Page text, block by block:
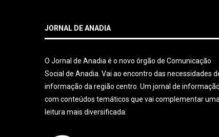
JORNAL DE ANADIA
O Jornal de Anadia é o novo órgão de Comunicação
Social de Anadia. Vai ao encontro das necessidades
informação da região centro. Um jornal de informação
com conteúdos temáticos que vai complementar
leitura mais diversificada.